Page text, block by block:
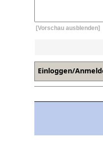
[Vorschau ausblenden]